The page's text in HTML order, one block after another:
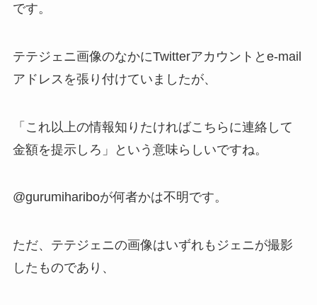
です。
テテジェニ画像のなかにTwitterアカウントとe-mail
アドレスを張り付けていましたが、
「これ以上の情報知りたければこちらに連絡して
金額を提示しろ」という意味らしいですね。
@gurumihariboが何者かは不明です。
ただ、テテジェニの画像はいずれもジェニが撮影
したものであり、